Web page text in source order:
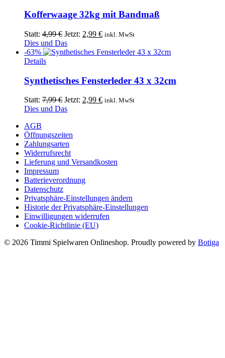
Kofferwaage 32kg mit Bandmaß
Statt: 4,99€ Ursprünglicher
Preis
war:
Jetzt: 2,99 €Aktueller
ist:
inkl. MwSt
Dies und Das
-63%
Details
Synthetisches Fensterleder 43 x 32cm
Statt: 7,99€ Ursprünglicher
Preis
Jetzt: 2,99 €Aktueller
inkl. MwSt
Dies und Das
AGB
Öffnungszeiten
Zahlungsarten
Widerrufsrecht
Lieferung und Versandkosten
Impressum
Batterieverordnung
Datenschutz
Privatsphäre-Einstellungen ändern
Historie der Privatsphäre-Einstellungen
Einwilligungen widerrufen
Cookie-Richtlinie (EU)
© 2026 Timmi Spielwaren Onlineshop. Proudly powered by Botiga